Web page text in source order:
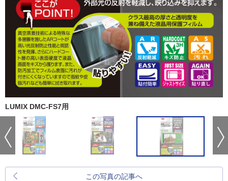
LUMIX DMC-FS7用
この写真の記事へ